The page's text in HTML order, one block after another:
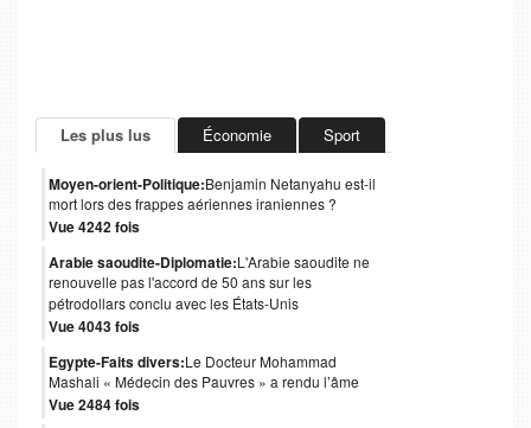
Les plus lus Économie Sport
Moyen-orient-Politique:Benjamin Netanyahu est-il
mort lors des frappes aériennes iraniennes ?
Vue 4242 fois
Arabie saoudite-Diplomatie:L'Arabie saoudite ne
renouvelle pas l'accord de 50 ans sur les
pétrodollars conclu avec les États-Unis
Vue 4043 fois
Egypte-Faits divers:Le Docteur Mohammad
Mashali « Médecin des Pauvres » a rendu l’âme
Vue 2484 fois